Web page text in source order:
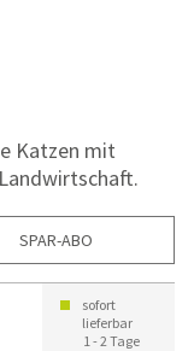
Katzen mit
SPAR-ABO
sofort
lieferbar
1 - 2 Tage